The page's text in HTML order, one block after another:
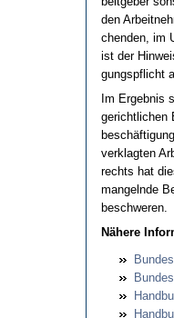
den
chen­den, im
ist der
gungs­pflicht
Im Er­geb­nis
ge­richt­li­chen
ver­klag­ten
rechts hat
man­geln­de
be­schwe­ren.
Nähe­re